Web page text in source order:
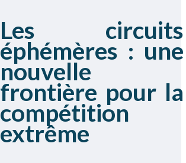
Les circuits
éphémères : une
nouvelle
frontière pour la
compétition
extrême